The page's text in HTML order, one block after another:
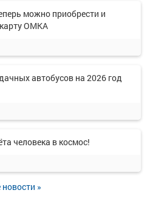
можно приобрести и
ОМКА
автобусов на 2026 год
человека в космос!
новости »